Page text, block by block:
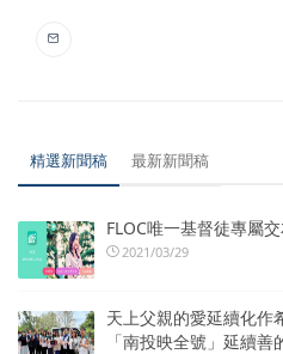
精選新聞稿 最新新聞稿
FLOC唯一基督徒專屬
2021/03/29
天上父親的愛延續化作
「南投映全號」延續善